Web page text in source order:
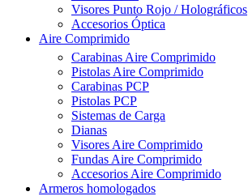
Visores Punto Rojo / Holográficos
Accesorios Óptica
Aire Comprimido
Carabinas Aire Comprimido
Pistolas Aire Comprimido
Carabinas PCP
Pistolas PCP
Sistemas de Carga
Dianas
Visores Aire Comprimido
Fundas Aire Comprimido
Accesorios Aire Comprimido
Armeros homologados